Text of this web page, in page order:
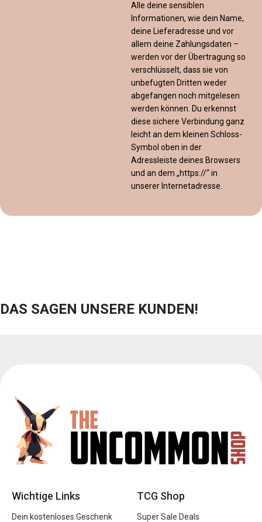
Alle deine sensiblen
Informationen, wie dein Name,
deine Lieferadresse und vor
allem deine Zahlungsdaten –
werden vor der Übertragung so
verschlüsselt, dass sie von
unbefugten Dritten weder
abgefangen noch mitgelesen
werden können. Du erkennst
diese sichere Verbindung ganz
leicht an dem kleinen Schloss-
Symbol oben in der
Adressleiste deines Browsers
und an dem „https://“ in
unserer Internetadresse.
DAS SAGEN UNSERE KUNDEN!
Wichtige Links
Dein kostenloses Geschenk
TCG Shop
Super Sale Deals